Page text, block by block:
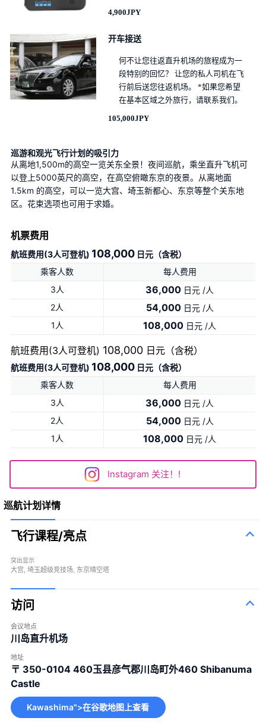
4,900JPY
开车接送
何不让您往返直升机场的旅程成为一
段特别的回忆？ 让您的私人司机在飞
行前后送您往返机场。 *如果您希望
在基本区域之外旅行，请联系我们。
105,000JPY
巡游和观光飞行计划的吸引力
从离地1,500m的高空一览关东全景！夜间巡航，乘坐直升飞机可
以登上5000英尺的高空，在高空俯瞰东京的夜景。从离地面
1.5km 的高空，可以一览大宫、埼玉新都心、东京等整个关东地
区。花束选项也可用于求婚。
机票费用
航班费用(3人可登机) 108,000 日元（含税）
乘客人数
每人费用
3人
36,000 日元 /人
2人
54,000日元 /人
1人
108,000 日元 /人
航班费用(3人可登机) 108,000 日元（含税）
航班费用(3人可登机) 108,000 日元（含税）
乘客人数
每人费用
3人
36,000 日元 /人
2人
54,000日元 /人
1人
108,000 日元 /人
Instagram 关注！!
巡航计划详情
飞行课程/亮点
突出显示
大宫, 埼玉超级竞技场, 东京晴空塔
访问
会议地点
川岛直升机场
地址
〒 350-0104 460玉县彦气郡川岛町外460 Shibanuma
Castle
Kawashima">在谷歌地图上查看